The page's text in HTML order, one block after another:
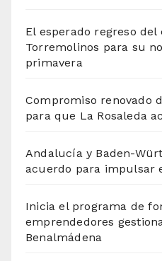
El esperado regreso del
Torremolinos para su
primavera
Compromiso renovado
para que La Rosaleda
Andalucía y Baden-
acuerdo para impulsar
Inicia el programa de
emprendedores
Benalmádena